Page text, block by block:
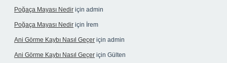
Poğaça Mayası Nedir için admin
Poğaça Mayası Nedir için İrem
Ani Görme Kaybı Nasıl Geçer için admin
Ani Görme Kaybı Nasıl Geçer için Gülten